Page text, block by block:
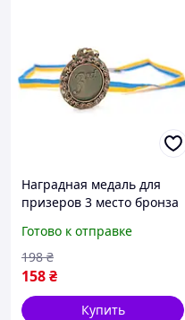
Наградная медаль для
призеров 3 место бронза
конкурсов и мероприятий
диаметр 6,5 см newyork
Готово к отправке
158₴
198 ₴
Купить